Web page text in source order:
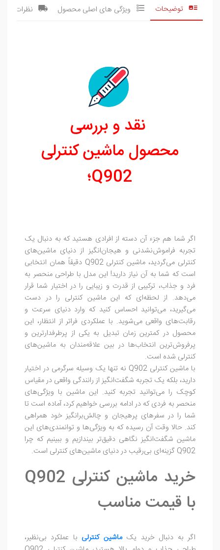
توضیحات ویژگی های اصلی محصول نظرات
نقد و بررسی
محصول ماشین کنترلی
Q902؛
اگر شما هم جزء آن دسته از افرادی هستید که به دنبال یک
تجربه فراموش‌نشدنی و هیجان‌انگیز از دنیای ماشین‌های
کنترلی می‌گردید، ماشین کنترلی Q902 دقیقاً همان انتخابی
است که شما به آن نیاز دارید! این مدل با طراحی منحصر به
فرد و جذاب، ترکیبی از قدرت و زیبایی را در اختیار شما قرار
می‌دهد. از لحظه‌ای که این ماشین کنترلی را در دست
می‌گیرید، می‌توانید احساس کنید که وارد دنیای سرعت و
رقابت‌های واقعی می‌شوید. با عملکردی فراتر از انتظار، این
محصول در کمترین زمان تبدیل به یکی از پرطرفدارترین و
پرفروش‌ترین انتخاب‌ها در بین علاقه‌مندان به ماشین‌های
کنترلی شده است.
با ماشین کنترلی Q902 نه تنها یک وسیله سرگرمی در اختیار
دارید، بلکه یک تجربه شگفت‌انگیز از رانندگی واقعی در مقیاس
کوچک را می‌توانید تجربه کنید. این ماشین با ویژگی‌های
منحصر به فردی که در ادامه بررسی خواهیم کرد، آماده است تا
شما را در سفرهای پرهیجان و چالش‌برانگیز خود همراهی
کند. حالا وقت آن رسیده که به ویژگی‌ها و توانمندی‌های این
ماشین شگفت‌انگیز نگاهی دقیق‌تر بیندازیم و ببینیم که چرا
Q902 گزینه‌ای بی‌رقیب در دنیای ماشین‌های کنترلی است.
خرید ماشین کنترلی Q902
با قیمت مناسب
اگر به دنبال خرید یکماشین کنترلی با عملکرد بی‌نظیر،